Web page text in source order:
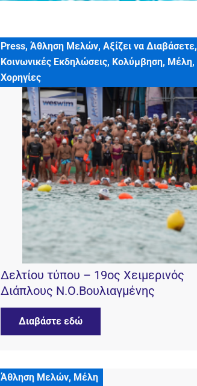
Press,Άθληση Μελών,Αξίζει να Διαβάσετε,
Κοινωνικές Εκδηλώσεις, Κολύμβηση, Μέλη,
Χορηγίες
11 Δεκεμβρίου, 2024
Δελτίου τύπου – 19ος Χειμερινός
Διάπλους Ν.Ο.Βουλιαγμένης
Διαβάστε εδώ
Άθληση Μελών, Μέλη